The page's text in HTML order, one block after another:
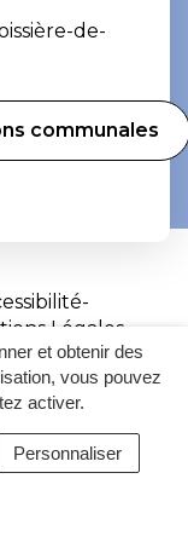
et obtenir des
vous pouvez
activer.
Personnaliser
ACCESSIBILITÉ
de-
communales
Légales